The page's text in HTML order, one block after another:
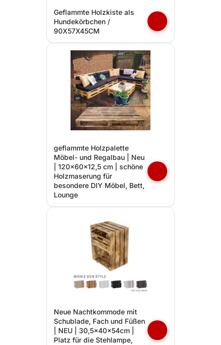
Geflammte Holzkiste als
Hundekörbchen /
90X57X45CM
geflammte Holzpalette
Möbel- und Regalbau | Neu
| 120x60x12,5 cm | schöne
Holzmaserung für
besondere DIY Möbel, Bett,
Lounge
Neue Nachtkommode mit
Schublade, Fach und Füßen
| NEU | 30,5x40x54cm |
Platz für die Stehlampe,